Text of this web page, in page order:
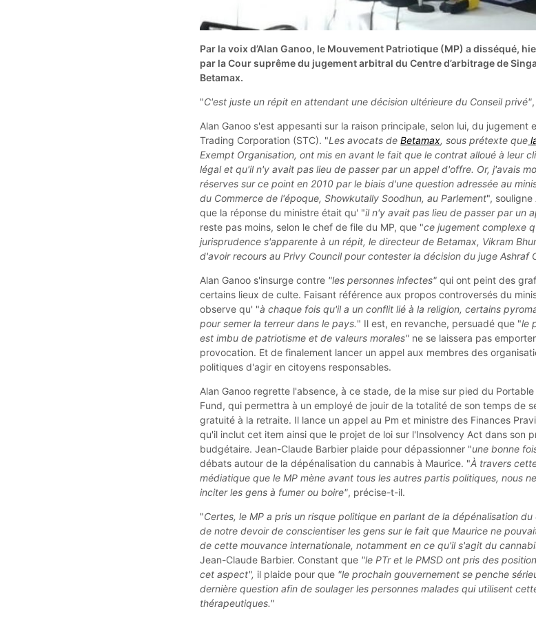
Par la voix d’Alan Ganoo, le Mouvement Patriotique (MP) a disséqué,
par la Cour suprême du jugement arbitral du Centre d’arbitrage de
Betamax.
"C'est juste un répit en attendant une décision ultérieure du Conseil privé"
Alan Ganoo s'est appesanti sur la raison principale, selon lui, du jugement
Trading Corporation (STC). "Les avocats deBetamax, sous prétexte que
Exempt Organisation, ont mis en avant le fait que le contrat alloué à leur
légal et qu'il n'y avait pas lieu de passer par un appel d'offre. Or, j'avais
réserves sur ce point en 2010 par le biais d'une question adressée au
du Commerce de l'époque, Showkutally Soodhun, au Parlement", souligne
que la réponse du ministre était qu' "il n'y avait pas lieu de passer par un
reste pas moins, selon le chef de file du MP, que "ce jugement complexe
jurisprudence s'apparente à un répit, le directeur de Betamax, Vikram
d'avoir recours au Privy Council pour contester la décision du juge Ashraf
Alan Ganoo s'insurge contre "les personnes infectes" qui ont peint des
certains lieux de culte. Faisant référence aux propos controversés du
observe qu' "à chaque fois qu'il a un conflit lié à la religion, certains
pour semer la terreur dans le pays." Il est, en revanche, persuadé que "le
est imbu de patriotisme et de valeurs morales" ne se laissera pas
provocation. Et de finalement lancer un appel aux membres des
politiques d'agir en citoyens responsables.
Alan Ganoo regrette l'absence, à ce stade, de la mise sur pied du
Fund, qui permettra à un employé de jouir de la totalité de son temps de
gratuité à la retraite. Il lance un appel au Pm et ministre des Finances
qu'il inclut cet item ainsi que le projet de loi sur l'Insolvency Act dans son
budgétaire. Jean-Claude Barbier plaide pour dépassionner "une bonne
débats autour de la dépénalisation du cannabis à Maurice. "À travers
médiatique que le MP mène avant tous les autres partis politiques, nous
inciter les gens à fumer ou boire", précise-t-il.
"Certes, le MP a pris un risque politique en parlant de la dépénalisation
de notre devoir de conscientiser les gens sur le fait que Maurice ne
de cette mouvance internationale, notamment en ce qu'il s'agit du
Jean-Claude Barbier. Constant que "le PTr et le PMSD ont pris des
cet aspect", il plaide pour que "le prochain gouvernement se penche
dernière question afin de soulager les personnes malades qui utilisent
thérapeutiques."